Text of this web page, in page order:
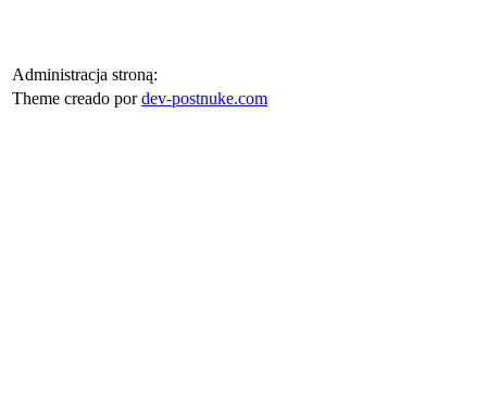
Administracja stroną:
Theme creado pordev-postnuke.com